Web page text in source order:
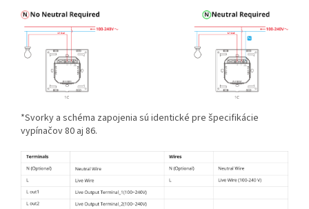
*Svorky a schéma zapojenia sú identické pre špecifikácie
vypínačov 80 aj 86.